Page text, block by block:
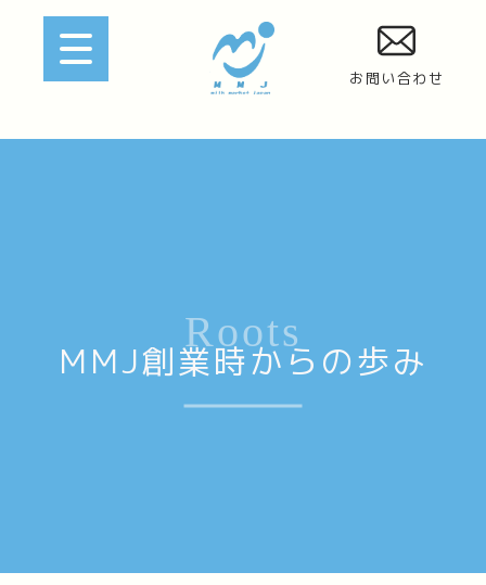
お問い合わせ
Roots
MMJ創業時からの歩み